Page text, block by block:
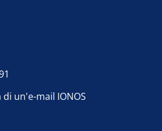
un'e-mail IONOS